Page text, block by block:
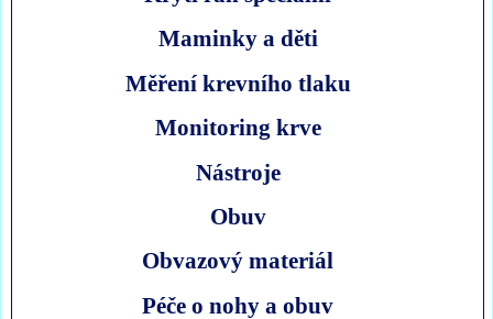
Maminky a děti
Měření krevního tlaku
Monitoring krve
Nástroje
Obuv
Obvazový materiál
Péče o nohy a obuv